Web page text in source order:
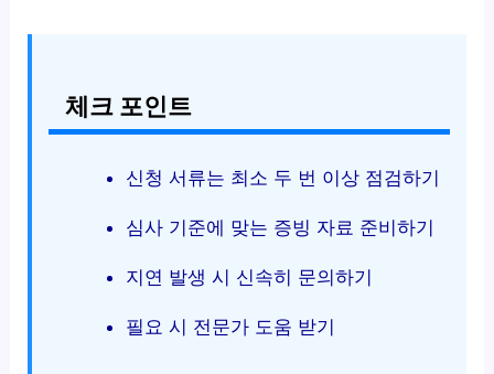
체크 포인트
신청 서류는 최소 두 번 이상 점검하기
심사 기준에 맞는 증빙 자료 준비하기
지연 발생 시 신속히 문의하기
필요 시 전문가 도움 받기